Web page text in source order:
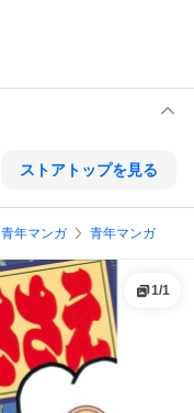
ストアトップを見る
青年マンガ 青年マンガ
1/1